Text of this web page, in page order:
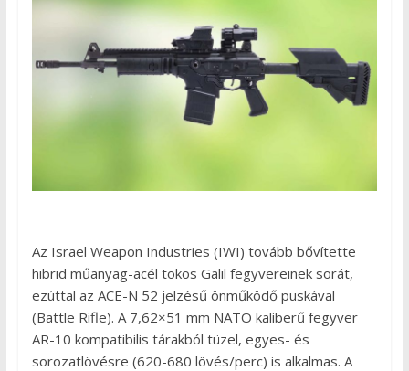
Az Israel Weapon Industries (IWI) tovább bővítette
hibrid műanyag-acél tokos Galil fegyvereinek sorát,
ezúttal az ACE-N 52 jelzésű önműködő puskával
(Battle Rifle). A 7,62×51 mm NATO kaliberű fegyver
AR-10 kompatibilis tárakból tüzel, egyes- és
sorozatlövésre (620-680 lövés/perc) is alkalmas. A